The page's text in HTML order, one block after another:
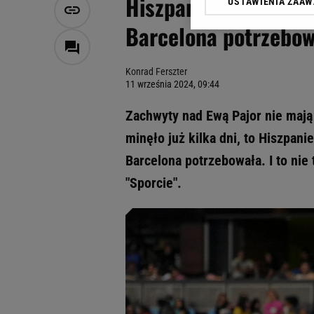
Hiszpanie zakochali
Barcelona
Konrad Ferszter
11 września 2024, 09:44
Zachwyty nad Ewą Pajor nie
minęło już kilka dni, to
Barcelona potrzebowała. I to
"Sporcie".
Klikając „Akceptuję”
Zaufanych Partnerów i
dotyczące plików
odnośnik „Ustawienia
Użycie dokładnych
Przechowywanie
badnie odbiorców i